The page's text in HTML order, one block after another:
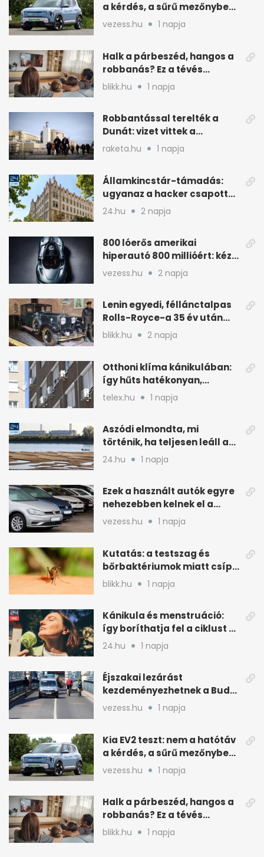
a kérdés, a sűrű mezőnyben
dől el
vezess.hu 1 napja
Halk a párbeszéd, hangos a
robbanás? Ez a tévés
beállítás segít
blikk.hu 1 napja
Robbantással terelték a
Dunát: vizet vittek a
cernavodai atomerőmű felé
raketa.hu 1 napja
Államkincstár-támadás:
ugyanaz a hacker csapott
le, mint Romániában
24.hu 2 napja
800 lóerős amerikai
hiperautó 800 millióért: kézi
váltóval jön
vezess.hu 2 napja
Lenin egyedi, féllánctalpas
Rolls-Royce-a 35 év után
kijött a garázsból
blikk.hu 2 napja
Otthoni klíma kánikulában:
így hűts hatékonyan,
kevesebb árammal
telex.hu 1 napja
Aszódi elmondta, mi
történik, ha teljesen leáll a
paksi atomerőmű
24.hu 1 napja
Ezek a használt autók egyre
nehezebben kelnek el a
magyar piacon
vezess.hu 1 napja
Kutatás: a testszag és
bőrbaktériumok miatt csípik
inkább a szúnyogok
blikk.hu 1 napja
Kánikula és menstruáció:
így boríthatja fel a ciklust a
hőség
24.hu 1 napja
Éjszakai lezárást
kezdeményezhetnek a Budai
Váralagútnál Budapesten
vezess.hu 1 napja
Kia EV2 teszt: nem a hatótáv
a kérdés, a sűrű mezőnyben
dől el
vezess.hu 1 napja
Halk a párbeszéd, hangos a
robbanás? Ez a tévés
beállítás segít
blikk.hu 1 napja